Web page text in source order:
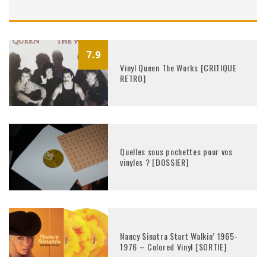
7.9
Vinyl Queen The Works [CRITIQUE
RETRO]
Quelles sous pochettes pour vos
vinyles ? [DOSSIER]
Nancy Sinatra Start Walkin’ 1965-
1976 – Colored Vinyl [SORTIE]